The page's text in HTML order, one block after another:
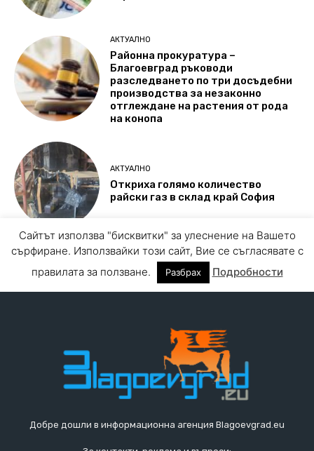
Добре дошли в информационна агенция Blagoevgrad.eu